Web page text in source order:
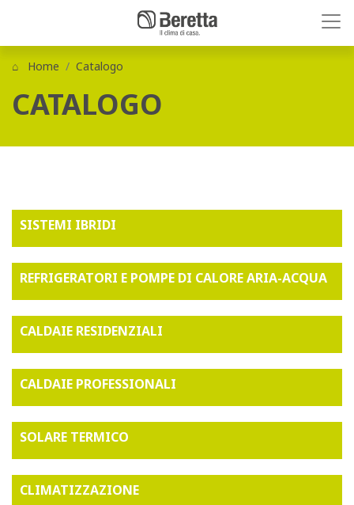
Home Catalogo
CATALOGO
SISTEMI IBRIDI
REFRIGERATORI E POMPE DI CALORE ARIA-ACQUA
CALDAIE RESIDENZIALI
CALDAIE PROFESSIONALI
SOLARE TERMICO
CLIMATIZZAZIONE